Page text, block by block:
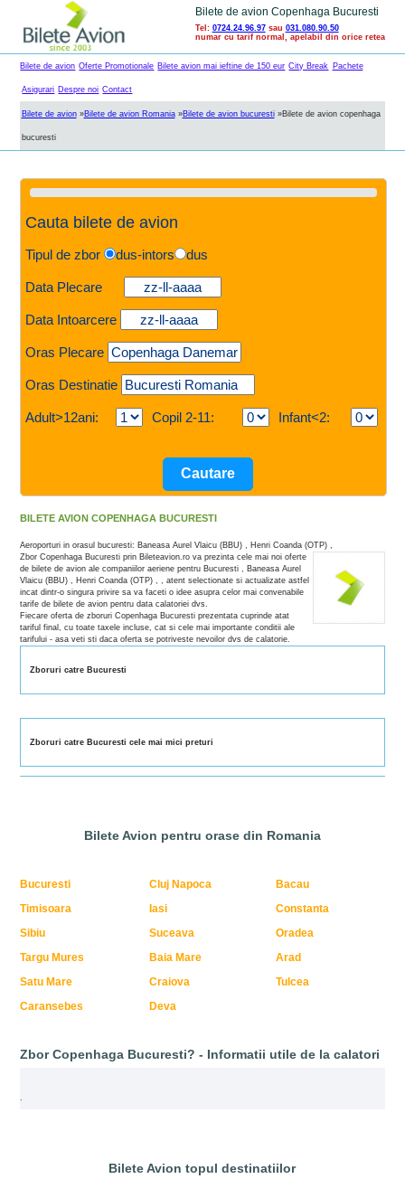
Bilete de avion Copenhaga Bucuresti
Tel: 0724.24.96.97sau 031.080.90.50
numar cu tarif normal, apelabil din orice retea
Bilete de avion Oferte Promotionale Bilete avion mai ieftine de 150 eur City Break Pachete
Asigurari Despre noi Contact
Bilete de avion»Bilete de avion Romania»Bilete de avion bucuresti»Bilete de avion copenhaga
bucuresti
Cauta bilete de avion
Tipul de zbor dus-intors dus
Data Plecare
Data Intoarcere
Oras Plecare
Oras Destinatie
Adult>12ani: Copil 2-11: Infant<2:
BILETE AVION COPENHAGA BUCURESTI
Aeroporturi in orasul bucuresti: Baneasa Aurel Vlaicu (BBU) , Henri Coanda (OTP) ,
Zbor Copenhaga Bucuresti prin Bileteavion.ro va prezinta cele mai noi oferte
de bilete de avion ale companiilor aeriene pentru Bucuresti , Baneasa Aurel
Vlaicu (BBU) , Henri Coanda (OTP) , , atent selectionate si actualizate astfel
incat dintr-o singura privire sa va faceti o idee asupra celor mai convenabile
tarife de bilete de avion pentru data calatoriei dvs.
Fiecare oferta de zboruri Copenhaga Bucuresti prezentata cuprinde atat
tariful final, cu toate taxele incluse, cat si cele mai importante conditii ale
tarifului - asa veti sti daca oferta se potriveste nevoilor dvs de calatorie.
Zboruri catre Bucuresti
Zboruri catre Bucuresti cele mai mici preturi
Bilete Avion pentru orase din Romania
Bucuresti Cluj Napoca
Bacau
Timisoara
Iasi
Constanta
Sibiu
Suceava
Oradea
Targu Mures
Baia Mare
Arad
Satu Mare
Craiova
Tulcea
Caransebes
Deva
Zbor Copenhaga Bucuresti? - Informatii utile de la calatori
.
Bilete Avion topul destinatiilor